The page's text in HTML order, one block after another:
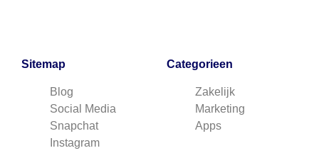
Sitemap
Blog
Social Media
Snapchat
Instagram
Categorieen
Zakelijk
Marketing
Apps